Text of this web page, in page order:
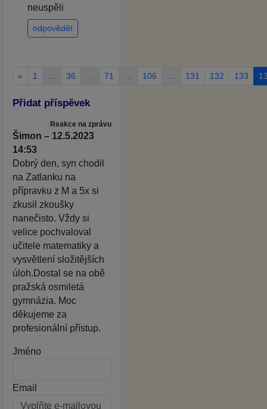
neuspěli
odpovědět
« 1 … 36 … 71 … 106 … 131 132 133
Přidat příspěvek
Reakce na zprávu
Šimon – 12.5.2023
14:53
Dobrý den, syn chodil
na Zatlanku na
přípravku z M a 5x si
zkusil zkoušky
nanečisto. Vždy si
velice pochvaloval
učitele matematiky a
vysvětlení složitějších
úloh.Dostal se na obě
pražská osmiletá
gymnázia. Moc
děkujeme za
profesionální přístup.
Jméno
Email